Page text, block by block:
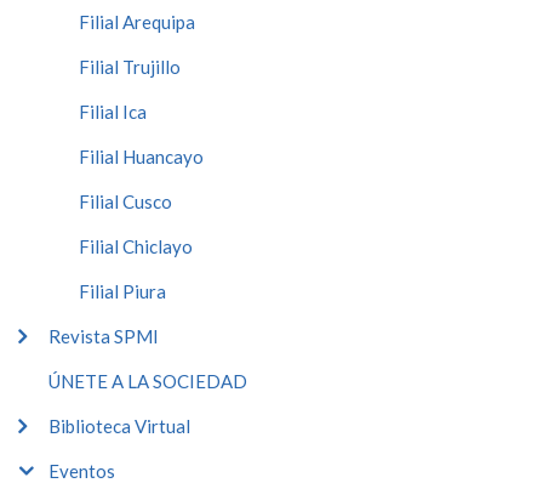
Filial Arequipa
Filial Trujillo
Filial Ica
Filial Huancayo
Filial Cusco
Filial Chiclayo
Filial Piura
Revista SPMI
ÚNETE A LA SOCIEDAD
Biblioteca Virtual
Eventos